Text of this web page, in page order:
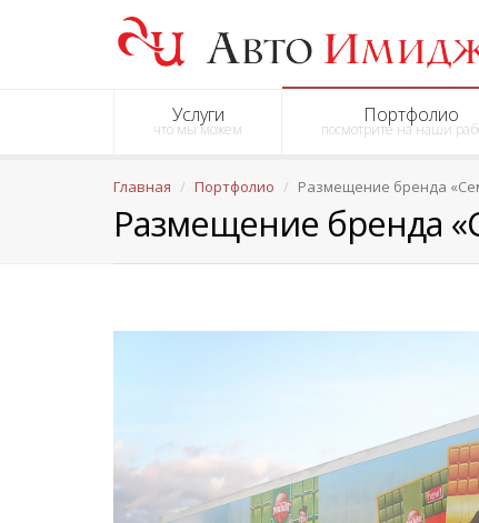
Услуги
что мы можем
Портфолио
посмотрите на наши
Главная Портфолио Размещение бренда
Размещение бренда